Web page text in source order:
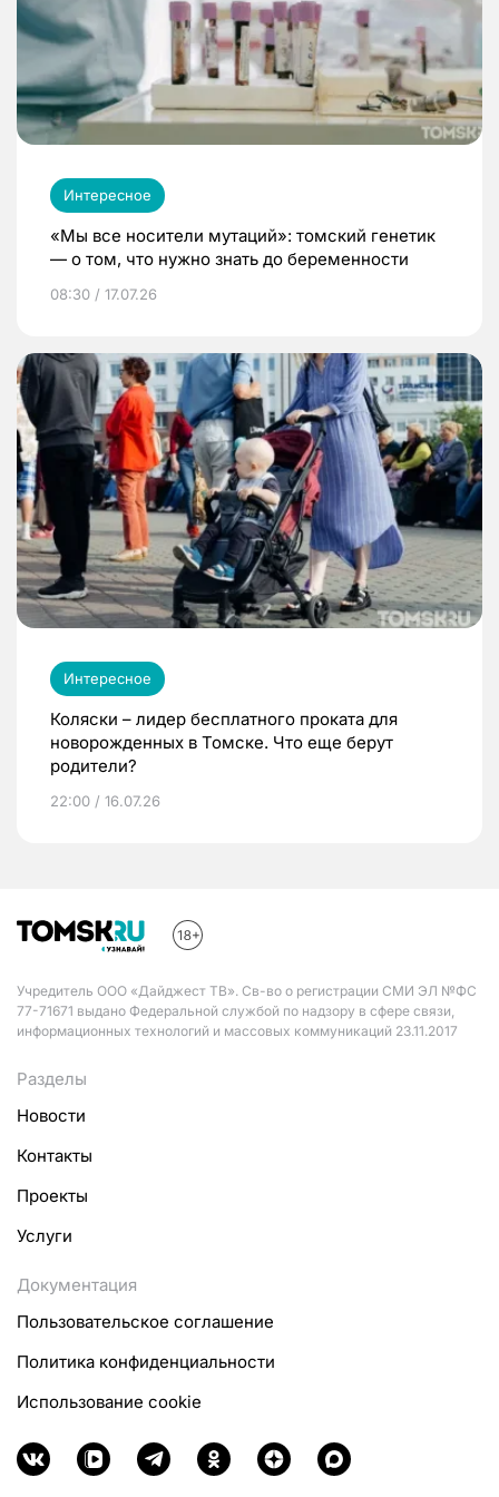
Интересное
«Мы все носители мутаций»: томский генетик
— о том, что нужно знать до беременности
08:30 / 17.07.26
Интересное
Коляски – лидер бесплатного проката для
новорожденных в Томске. Что еще берут
родители?
22:00 / 16.07.26
Учредитель ООО «Дайджест ТВ». Св-во о регистрации СМИ ЭЛ №ФС
77-71671 выдано Федеральной службой по надзору в сфере связи,
информационных технологий и массовых коммуникаций 23.11.2017
Разделы
Новости
Контакты
Проекты
Услуги
Документация
Пользовательское соглашение
Политика конфиденциальности
Использование cookie